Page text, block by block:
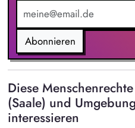
Abonnieren
Diese
(Saale) und
interessieren